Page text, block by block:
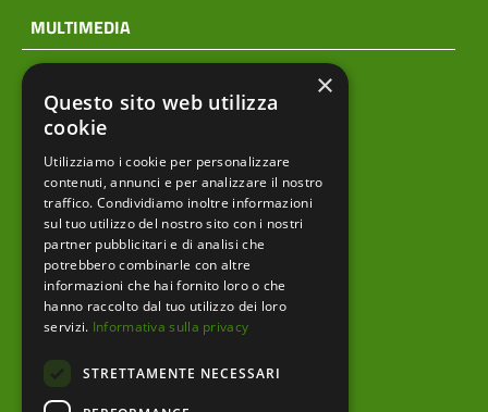
MULTIMEDIA
Archivio news
Prodotti editoriali
menu footer
Ente
Amministrazione trasparente
Bandi e Avvisi
×
Questo sito web utilizza
cookie
Utilizziamo i cookie per personalizzare
contenuti, annunci e per analizzare il nostro
traffico. Condividiamo inoltre informazioni
sul tuo utilizzo del nostro sito con i nostri
partner pubblicitari e di analisi che
potrebbero combinarle con altre
informazioni che hai fornito loro o che
hanno raccolto dal tuo utilizzo dei loro
servizi. Informativa sulla privacy
STRETTAMENTE NECESSARI